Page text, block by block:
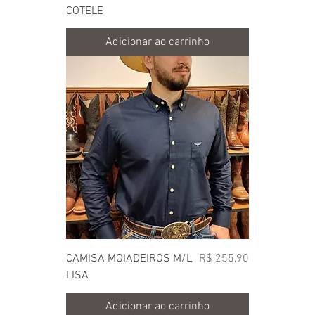
COTELE
Adicionar ao carrinho
CAMISA MOIADEIROS M/L
LISA
Preço
R$ 255,90
Adicionar ao carrinho